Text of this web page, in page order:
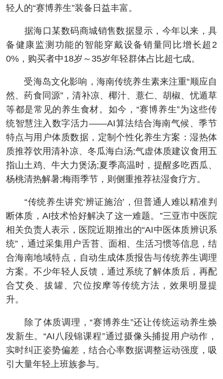
轻人的“赛博养生”装备日益丰富。
据海口某数码商城销售数据显示，今年以来，具
备健康监测功能的智能穿戴设备销量同比增长超2
0%，购买者中18岁～35岁年轻群体占比超七成。
受海岛文化影响，海南传统养生素来注重“顺应自
然、药食同源”，清补凉、椰汁、薏仁、胡椒、忧遁草
等都是常见的养生食材。如今，“赛博养生”为这些传
统智慧注入数字活力——AI算法结合海南气候、季节
特点与用户体质数据，定制个性化养生方案：湿热体
质推荐饮用清补凉、冬瓜海白汤;气虚体质建议食用五
指山土鸡、牛大力煲汤;夏季高温时，提醒多吃西瓜、
杨桃清热解暑;梅雨季节，则侧重推荐祛湿食疗方。
“传统养生讲究‘辨证施治’，但普通人难以精准判
断体质，AI技术恰好解决了这一难题。”三亚市中医院
相关负责人表示，医院近期推出的“AI中医体质辨识系
统”，通过采集用户舌苔、面相、生活习惯等信息，结
合海南地域特点，自动生成体质报告与传统养生调理
方案。不少年轻人反馈，通过系统了解体质后，再配
合艾灸、拔罐、穴位按摩等传统方法，效果明显提
升。
除了体质调理，“赛博养生”还让传统运动养生焕
发新生。“AI八段锦课程”通过摄像头捕捉用户动作，
实时纠正姿势偏差，结合心率数据调整运动强度，吸
引大量年轻上班族参与。